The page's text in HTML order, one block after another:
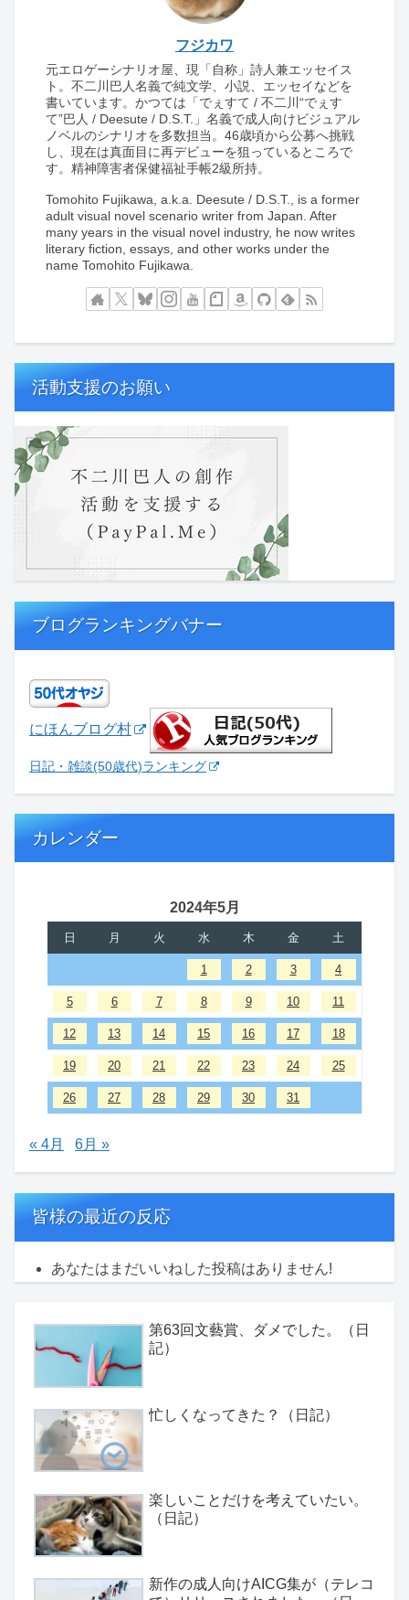
フジカワ
元エロゲーシナリオ屋、現「自称」詩人兼エッセイス
ト。不二川巴人名義で純文学、小説、エッセイなどを
書いています。かつては「でぇすて / 不二川“でぇす
て”巴人 / Deesute / D.S.T.」名義で成人向けビジュアル
ノベルのシナリオを多数担当。46歳頃から公募へ挑戦
し、現在は真面目に再デビューを狙っているところで
す。精神障害者保健福祉手帳2級所持。
Tomohito Fujikawa, a.k.a. Deesute / D.S.T., is a former
adult visual novel scenario writer from Japan. After
many years in the visual novel industry, he now writes
literary fiction, essays, and other works under the
name Tomohito Fujikawa.
活動支援のお願い
ブログランキングバナー
にほんブログ村
日記・雑談(50歳代)ランキング
カレンダー
2024年5月
日 月 火 水 木 金 土
1 2 3 4
5 6 7 8 9 10 11
12 13 14 15 16 17 18
19 20 21 22 23 24 25
26 27 28 29 30 31
« 4月 6月 »
皆様の最近の反応
あなたはまだいいねした投稿はありません!
第63回文藝賞、ダメでした。（日
記）
忙しくなってきた？（日記）
楽しいことだけを考えていたい。
（日記）
新作の成人向けAICG集が（テレコ